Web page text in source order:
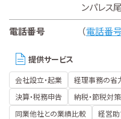
ンパレス
電話番号
（電話番
提供サービス
会社設立・起業 経理事務の省
決算・税務申告
納税・節税対策
同業他社との業績比較
経営